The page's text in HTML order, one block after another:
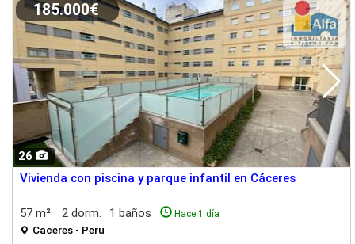
26
185.000€
Vivienda con piscina y parque infantil en Cáceres
57 m² 2 dorm. 1 baños Hace 1 día
Caceres - Peru